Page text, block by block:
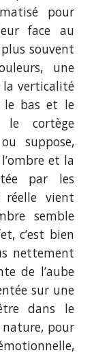
pour
face au
souvent
une
la verticalité
le bas et le
cortège
suppose,
et la
par les
vient
semble
c’est bien
nettement
de l’aube
sur une
dans le
pour